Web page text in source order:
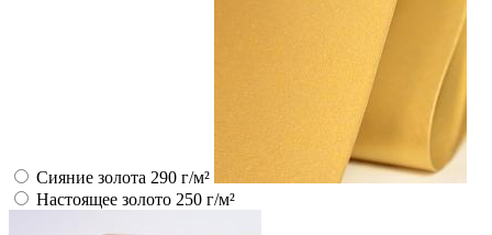
Сияние золота 290 г/м²
Настоящее золото 250 г/м²